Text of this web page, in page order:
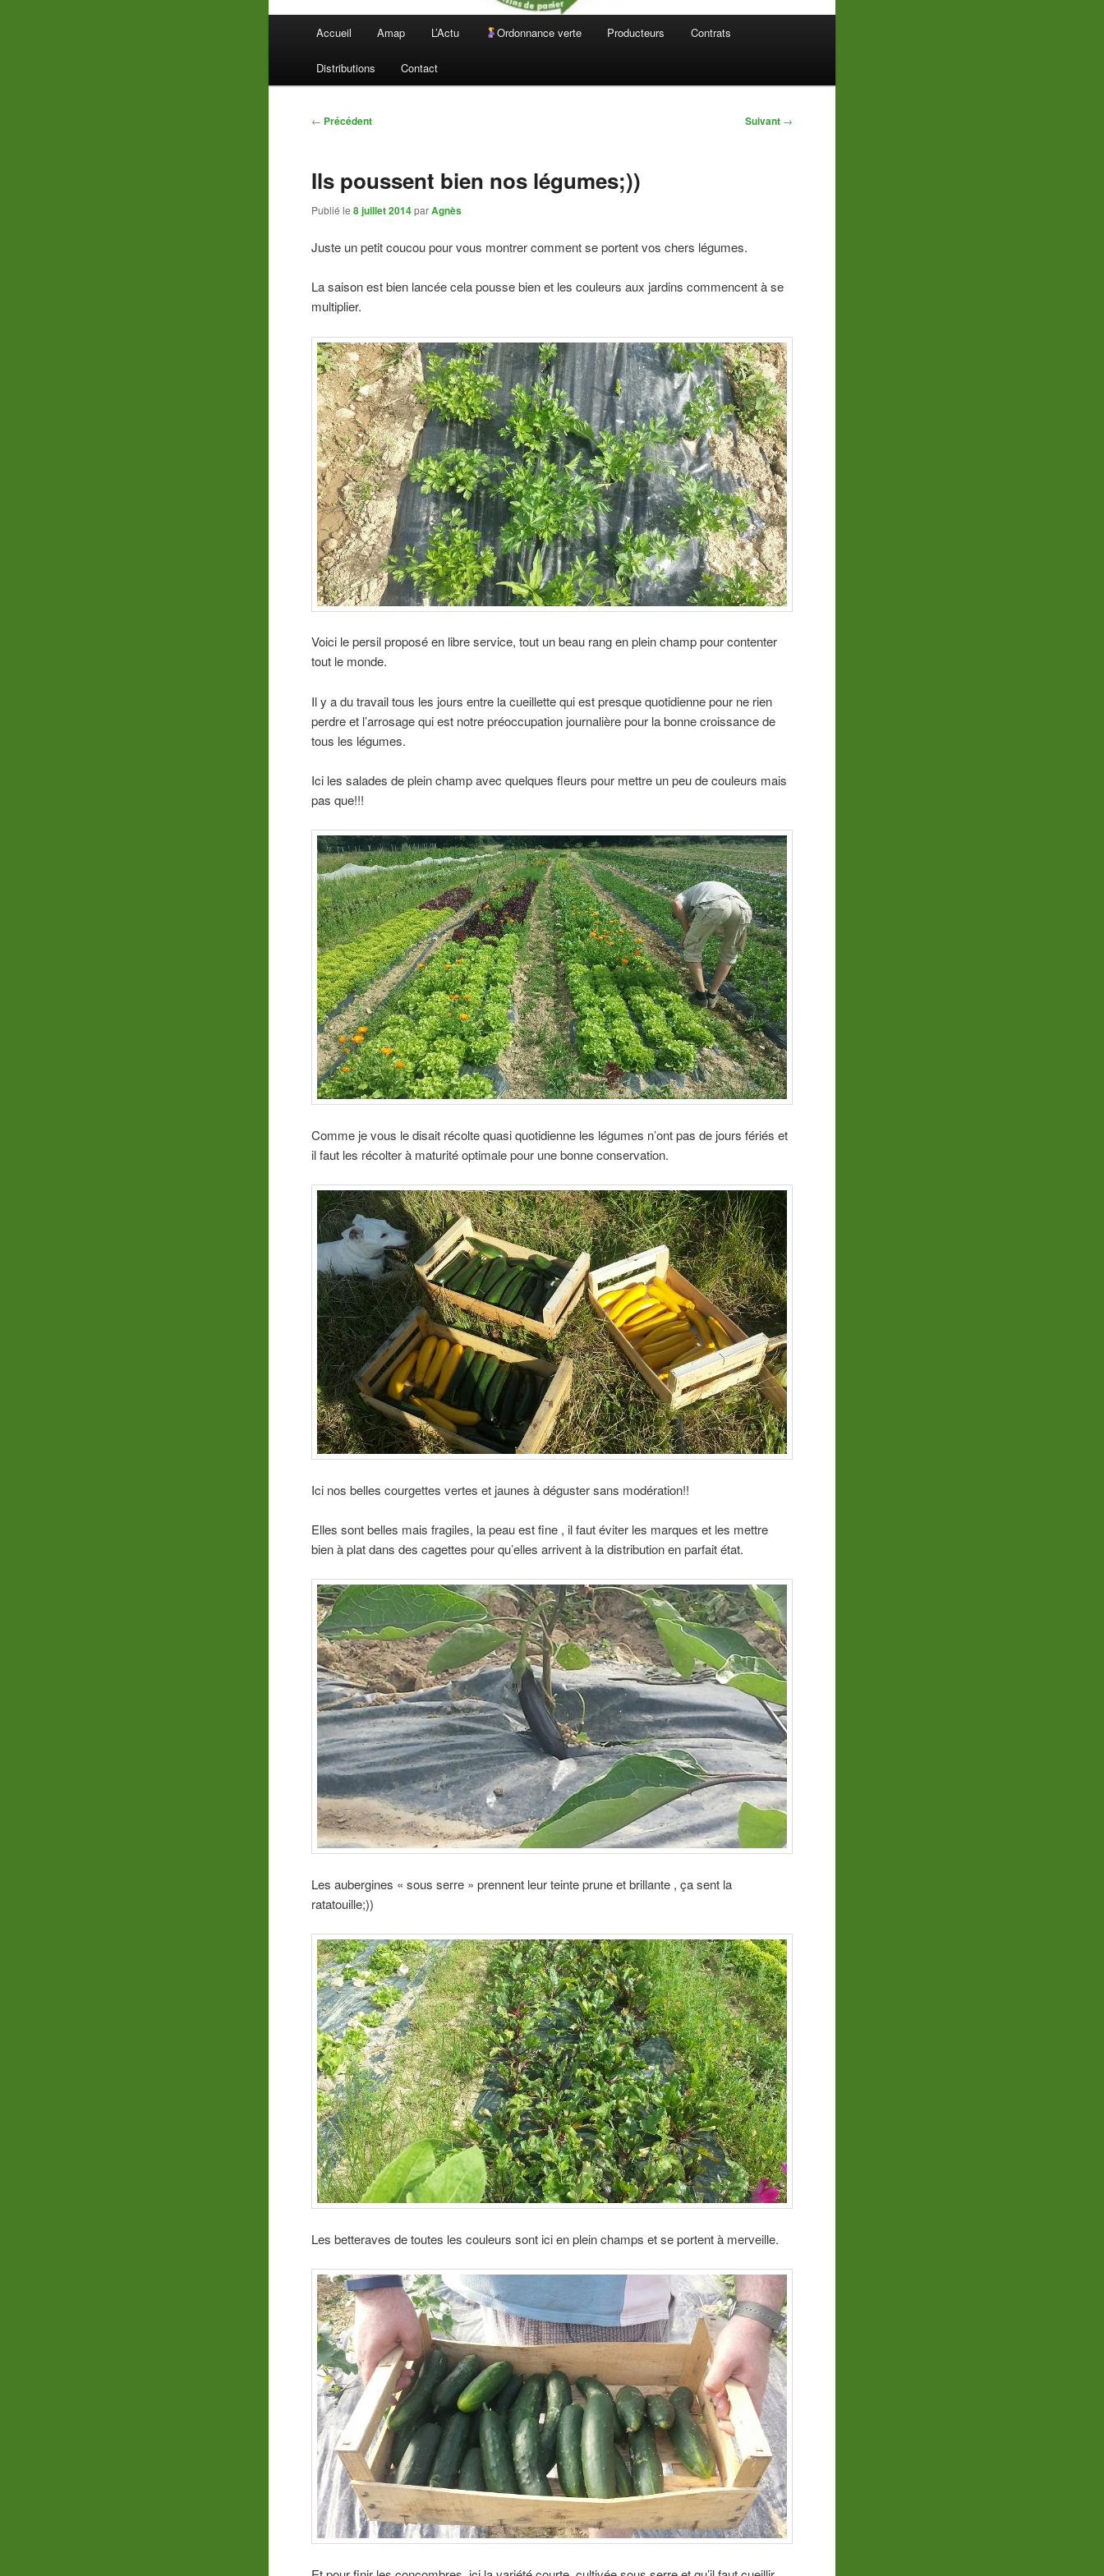
Accueil Amap L’Actu Ordonnance verte Producteurs Contrats
Distributions Contact
Navigation
← Précédent Suivant →
Ils poussent bien nos légumes;))
Publié le8 juillet 2014 parAgnès
Juste un petit coucou pour vous montrer comment se portent vos chers légumes.
La saison est bien lancée cela pousse bien et les couleurs aux jardins commencent à se
multiplier.
Voici le persil proposé en libre service, tout un beau rang en plein champ pour contenter
tout le monde.
Il y a du travail tous les jours entre la cueillette qui est presque quotidienne pour ne rien
perdre et l’arrosage qui est notre préoccupation journalière pour la bonne croissance de
tous les légumes.
Ici les salades de plein champ avec quelques fleurs pour mettre un peu de couleurs mais
pas que!!!
Comme je vous le disait récolte quasi quotidienne les légumes n’ont pas de jours fériés et
il faut les récolter à maturité optimale pour une bonne conservation.
Ici nos belles courgettes vertes et jaunes à déguster sans modération!!
Elles sont belles mais fragiles, la peau est fine , il faut éviter les marques et les mettre
bien à plat dans des cagettes pour qu’elles arrivent à la distribution en parfait état.
Les aubergines « sous serre » prennent leur teinte prune et brillante , ça sent la
ratatouille;))
Les betteraves de toutes les couleurs sont ici en plein champs et se portent à merveille.